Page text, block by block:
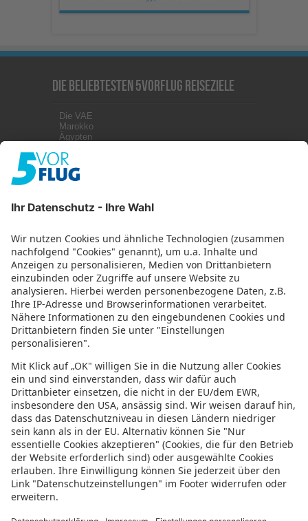
Die beliebtesten 5vorFlug Reiseziele
Die VAE
Marokko
Ägypten
Malta
Griechenland
Zypern
Impressum
Datenschutz
Datenschutzeinstellungen
Abonniere uns mit RSS
Top 9 Djerba Strände und
orientalischer Zauber 27. Juni 2023
Urlaubsguru
Die 6 schönsten Strände Hollands: Eine
Küste voller Möglichkeiten 20. Juni 2023
Urlaubsguru
Top Sehenswürdigkeiten in Athen: Das
pulsierende Herz Griechenlands 13. Juni
2023 Urlaubsguru
Social